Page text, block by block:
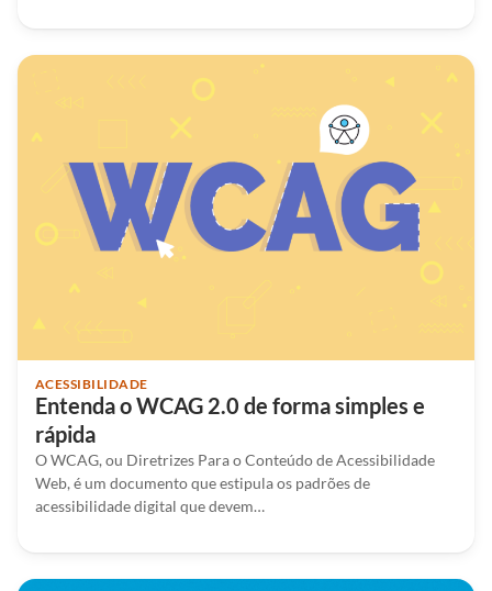
ACESSIBILIDADE
Entenda o WCAG 2.0 de forma simples e
rápida
O WCAG, ou Diretrizes Para o Conteúdo de Acessibilidade
Web, é um documento que estipula os padrões de
acessibilidade digital que devem…